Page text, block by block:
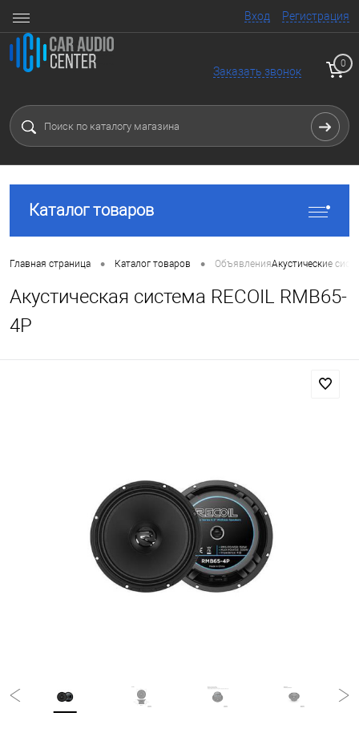
Вход Регистрация
Заказать звонок
0
Каталог товаров
Главная страница • Каталог товаров • ОбъявленияАкустические
Акустическая система RECOIL RMB65-
4P